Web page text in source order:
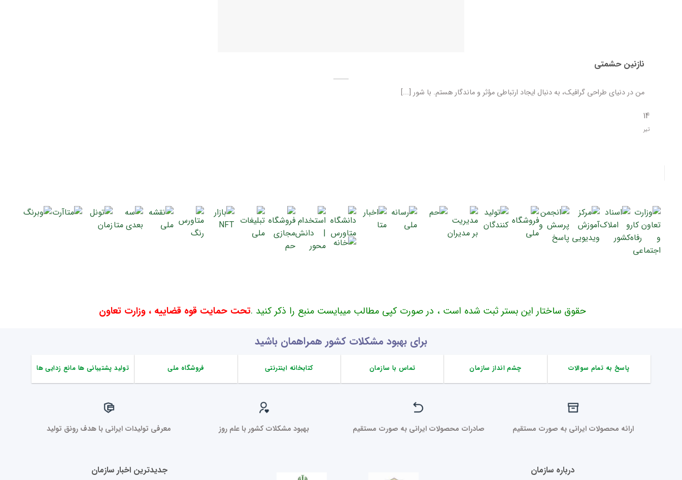
نازنین حشمتی
من در دنیای طراحی گرافیک، به دنبال ایجاد ارتباطی مؤثر و ماندگار هستم. با شور [...]
14
تیر
حقوق ساختار این بستر ثبت شده است ، در صورت کپی مطالب میبایست منبع را ذکر کنید .تحت حمایت قوه قضاییه ، وزارت تعاون
برای بهبود مشکلات کشور همراهمان باشید
پاسخ به تمام سوالات چشم انداز سازمان تماس با سازمان کتابخانه اینترنتی فروشگاه ملی تولید پشتیبانی ها مانع زدایی ها
ارائه محصولات ایرانی به صورت مستقیم صادرات محصولات ایرانی به صورت مستقیم بهبود مشکلات کشور با علم روز معرفی تولیدات ایرانی با هدف رونق تولید
درباره سازمان
جدیدترین اخبار سازمان